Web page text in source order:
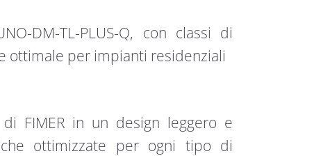
DM-TL-PLUS-Q, con classi di
ottimale per impianti residenziali
FIMER in un design leggero e
ottimizzate per ogni tipo di